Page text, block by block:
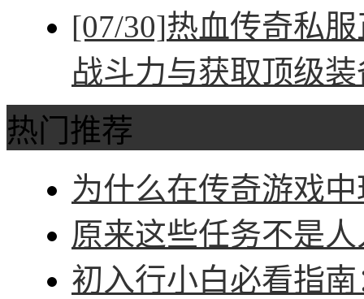
[07/30]热血传奇私
战斗力与获取顶级
热门推荐
为什么在传奇游戏
原来这些任务不是
初入行小白必看指